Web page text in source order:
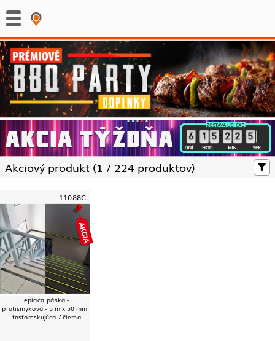
: :
Akciový produkt (1 / 224 produktov)
11088C
Lepiaca páska -
protišmyková - 5 m x 50 mm
- fosforeskujúca / čierna